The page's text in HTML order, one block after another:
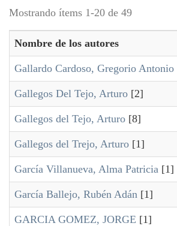
Mostrando ítems 1-20 de 49
Nombre de los autores
Gallardo Cardoso, Gregorio Antonio
Gallegos Del Tejo, Arturo [2]
Gallegos del Tejo, Arturo [8]
Gallegos del Trejo, Arturo [1]
García Villanueva, Alma Patricia [1]
García Ballejo, Rubén Adán [1]
GARCIA GOMEZ, JORGE [1]